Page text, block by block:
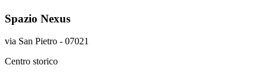
Spazio Nexus
via San Pietro - 07021
Centro storico